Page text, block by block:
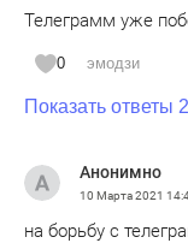
Телеграмм уже
0 эмодзи
Показать ответы 2
Анонимно
10 Марта 2021
на борьбу с